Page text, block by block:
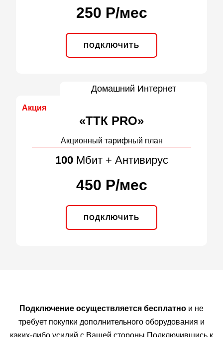
250 Р/мес
ПОДКЛЮЧИТЬ
Домашний Интернет
Акция
«ТТК PRO»
Акционный тарифный план
100 Мбит + Антивирус
450 Р/мес
ПОДКЛЮЧИТЬ
Подключение осуществляется бесплатно и не
требует покупки дополнительного оборудования и